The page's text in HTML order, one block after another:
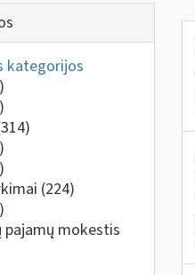
kategorijos
(224)
pajamų mokestis